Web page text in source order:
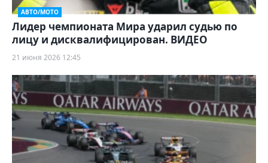
АВТО/МОТО
Лидер чемпионата Мира ударил судью по
лицу и дисквалифицирован. ВИДЕО
21 июня 2026 12:45